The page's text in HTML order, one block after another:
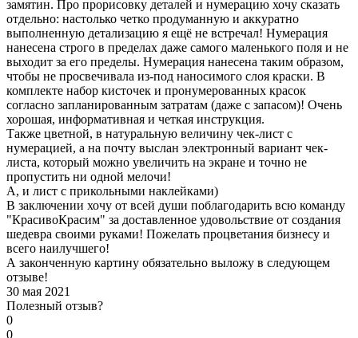
замятин. Про прорисовку деталей и нумерацию хочу сказать
отдельно: настолько четко продуманную и аккуратно
выполненную детализацию я ещё не встречал! Нумерация
нанесена строго в пределах даже самого маленького поля и не
выходит за его пределы. Нумерация нанесена таким образом,
чтобы не просвечивала из-под наносимого слоя краски. В
комплекте набор кисточек и пронумерованных красок
согласно запланированным затратам (даже с запасом)! Очень
хорошая, информативная и четкая инструкция.
Также цветной, в натуральную величину чек-лист с
нумерацией, а на почту выслан электронный вариант чек-
листа, который можно увеличить на экране и точно не
пропустить ни одной мелочи!
А, и лист с прикольными наклейками)
В заключении хочу от всей души поблагодарить всю команду
"КрасивоКрасим" за доставленное удовольствие от создания
шедевра своими руками! Пожелать процветания бизнесу и
всего наилучшего!
А законченную картину обязательно выложу в следующем
отзыве!
30 мая 2021
Полезный отзыв?
0
0